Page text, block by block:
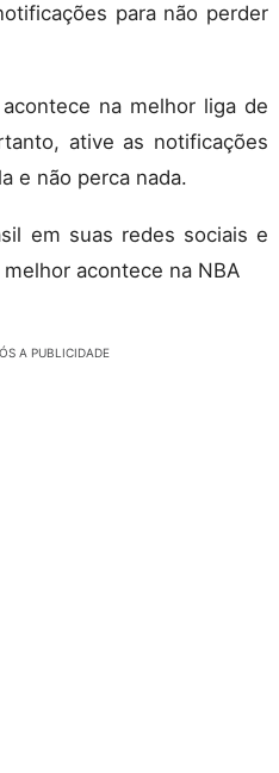
para não perder
na melhor liga de
ative as notificações
e não perca nada.
em suas redes sociais e
acontece na NBA
A PUBLICIDADE